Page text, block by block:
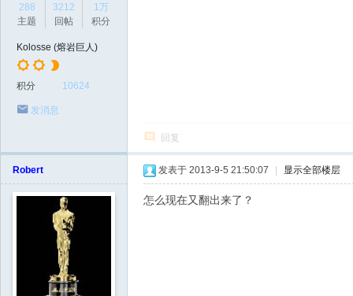
288
主题
3212
回帖
1万
积分
Kolosse (熔岩巨人)
积分 10624
发消息
回复
Robert 发表于 2013-9-5 21:50:07 显示全部楼层
怎么现在又翻出来了？